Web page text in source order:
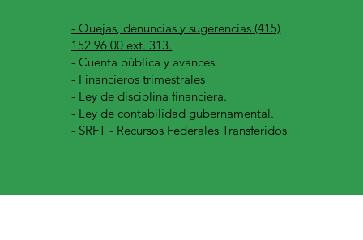
- Quejas, denuncias y sugerencias (415)
152 96 00 ext. 313.
-Cuenta pública y avances
- Financieros trimestrales
- Ley de disciplina financiera.
- Ley de contabilidad gubernamental.
- SRFT - Recursos Federales Transferidos